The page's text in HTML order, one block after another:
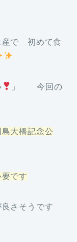
産で 初めて食
」 今回の
大橋記念公
です
さそうです